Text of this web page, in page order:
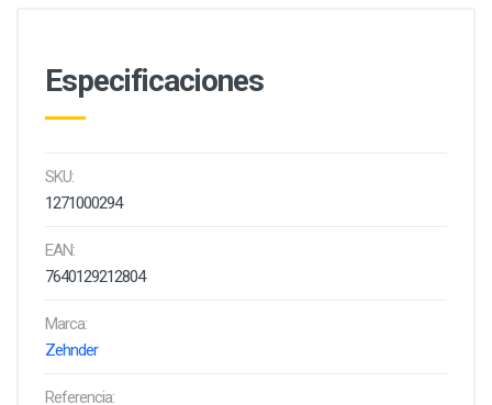
Especificaciones
SKU:
1271000294
EAN:
7640129212804
Marca:
Zehnder
Referencia: